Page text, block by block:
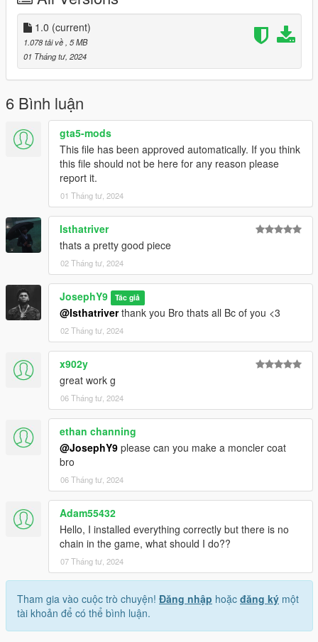
.
i will Upload Cool Models Of Clothe
==================================================
================
If you have any suggestion or design, You want me to do it just
Send me the model and design on Discord
==================================================
==================================================
=
1.0 (current)
1.078 tải về, 5 MB
01 Tháng tư, 2024
6 Bình luận
gta5-mods
This file has been approved automatically. If you think
this file should not be here for any reason please
report it.
01 Tháng tư, 2024
Isthatriver
thats a pretty good piece
02 Tháng tư, 2024
JosephY9 Tác giả
@Isthatriverthank you Bro thats all Bc of you <3
02 Tháng tư, 2024
x902y
great work g
06 Tháng tư, 2024
ethan channing
@JosephY9 please can you make a moncler coat
bro
06 Tháng tư, 2024
Adam55432
Hello, I installed everything correctly but there is no
chain in the game, what should I do??
07 Tháng tư, 2024
Tham gia vào cuộc trò chuyện! Đăng nhập hoặc đăng ký một
tài khoản để có thể bình luận.